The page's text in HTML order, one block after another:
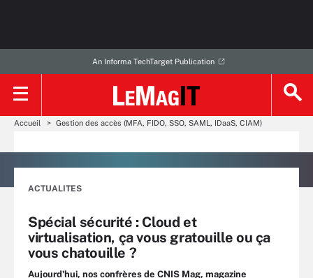
An Informa TechTarget Publication
Accueil Gestion des accès (MFA, FIDO, SSO, SAML, IDaaS, CIAM)
ACTUALITES
Spécial sécurité : Cloud et
virtualisation, ça vous gratouille ou ça
vous chatouille ?
Aujourd'hui, nos confrères de CNIS Mag, magazine